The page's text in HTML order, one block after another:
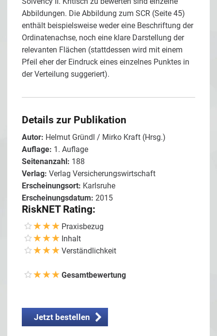
Abbildungen. Die Abbildung zum SCR (Seite 45)
enthält beispielsweise weder eine Beschriftung der
Ordinatenachse, noch eine klare Darstellung der
relevanten Flächen (stattdessen wird mit einem
Pfeil eher der Eindruck eines einzelnes Punktes in
der Verteilung suggeriert).
Details zur Publikation
Autor: Helmut Gründl / Mirko Kraft (Hrsg.)
Auflage: 1. Auflage
Seitenanzahl: 188
Verlag: Verlag Versicherungswirtschaft
Erscheinungsort: Karlsruhe
Erscheinungsdatum: 2015
RiskNET Rating:
Praxisbezug
Inhalt
Verständlichkeit
Gesamtbewertung
Jetzt bestellen